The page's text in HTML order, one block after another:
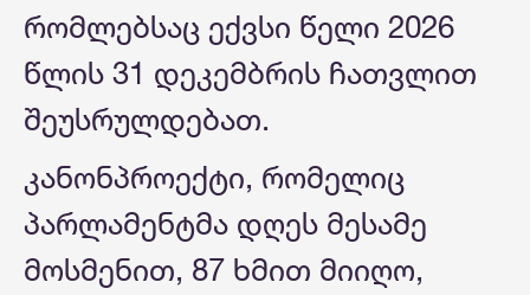
რომლებსაც ექვსი წელი 2026
წლის 31 დეკემბრის ჩათვლით
შეუსრულდებათ.
კანონპროექტი, რომელიც
პარლამენტმა დღეს მესამე
მოსმენით, 87 ხმით მიიღო,